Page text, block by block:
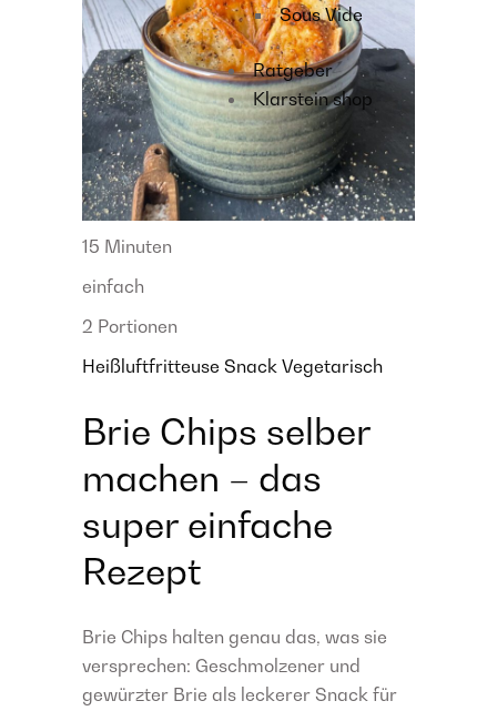
Sous Vide
Ratgeber
Klarstein shop
15 Minuten
einfach
2 Portionen
Heißluftfritteuse Snack Vegetarisch
Brie Chips selber
machen – das
super einfache
Rezept
Brie Chips halten genau das, was sie
versprechen: Geschmolzener und
gewürzter Brie als leckerer Snack für